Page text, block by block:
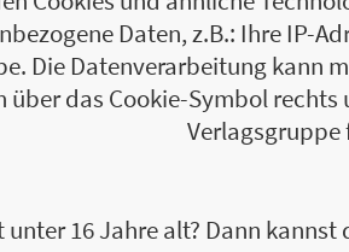
CANDIDO-BEECHER
Daten, z.B.: Ihre IP-
Die Datenverarbeitung kann
über das Cookie-Symbol
Verlagsgruppe
unter 16 Jahre alt? Dann